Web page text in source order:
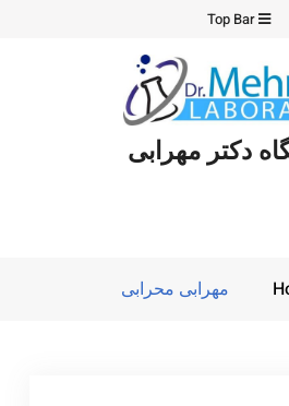
Top Bar
دکتر مهرابی
Posts
مهرابی محرابی